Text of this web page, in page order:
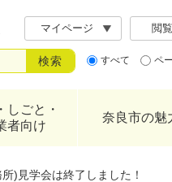
マイページ 閲
すべて ペ
しごと・
者向け
奈良市の魅
)見学会は終了しました！